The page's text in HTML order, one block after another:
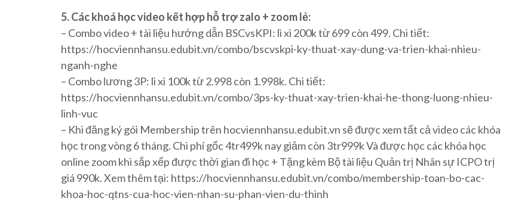
5. Các khoá học video kết hợp hỗ trợ zalo + zoom lẻ:
– Combo video + tài liệu hướng dẫn BSCvsKPI: lì xì 200k từ 699 còn 499. Chi tiết:
https://hocviennhansu.edubit.vn/combo/bscvskpi-ky-thuat-xay-dung-va-trien-khai-nhieu-
nganh-nghe
– Combo lương 3P: lì xì 100k từ 2.998 còn 1.998k. Chi tiết:
https://hocviennhansu.edubit.vn/combo/3ps-ky-thuat-xay-trien-khai-he-thong-luong-nhieu-
linh-vuc
– Khi đăng ký gói Membership trên hocviennhansu.edubit.vn sẽ được xem tất cả video các khóa
học trong vòng 6 tháng. Chi phí gốc 4tr499k nay giảm còn 3tr999k Và được học các khóa học
online zoom khi sắp xếp được thời gian đi học + Tặng kèm Bộ tài liệu Quản trị Nhân sự ICPO trị
giá 990k. Xem thêm tại: https://hocviennhansu.edubit.vn/combo/membership-toan-bo-cac-
khoa-hoc-qtns-cua-hoc-vien-nhan-su-phan-vien-du-thinh